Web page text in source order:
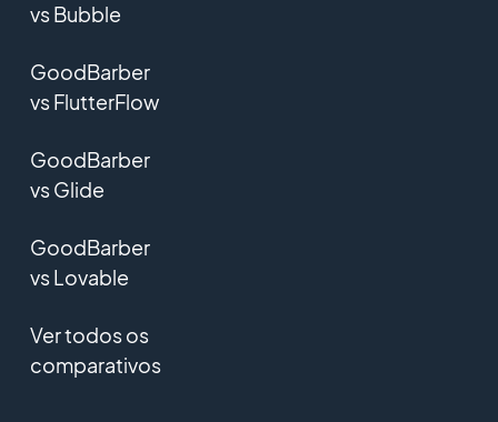
vs Bubble
GoodBarber
vs FlutterFlow
GoodBarber
vs Glide
GoodBarber
vs Lovable
Ver todos os
comparativos